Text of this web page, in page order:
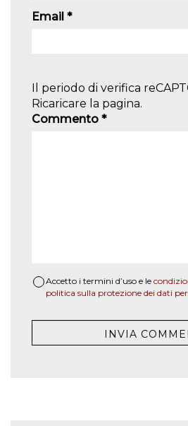
Email *
Il periodo di verifica
Ricaricare la pagina.
Commento *
Accetto i termini d’uso e le
politica sulla protezione dei dati